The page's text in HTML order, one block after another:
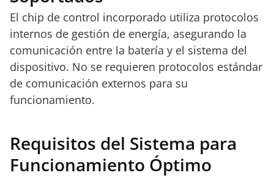
El chip de control incorporado utiliza protocolos
internos de gestión de energía, asegurando la
comunicación entre la batería y el sistema del
dispositivo. No se requieren protocolos estándar
de comunicación externos para su
funcionamiento.
Requisitos del Sistema para
Funcionamiento Óptimo